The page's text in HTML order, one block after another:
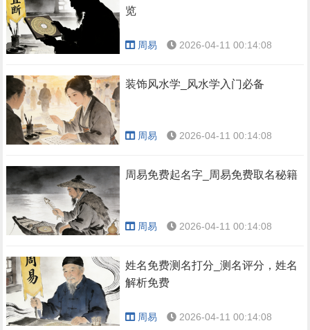
览
周易 2026-04-11 00:14:08
装饰风水学_风水学入门必备
周易 2026-04-11 00:14:08
周易免费起名字_周易免费取名秘籍
周易 2026-04-11 00:14:08
姓名免费测名打分_测名评分，姓名
解析免费
周易 2026-04-11 00:14:08